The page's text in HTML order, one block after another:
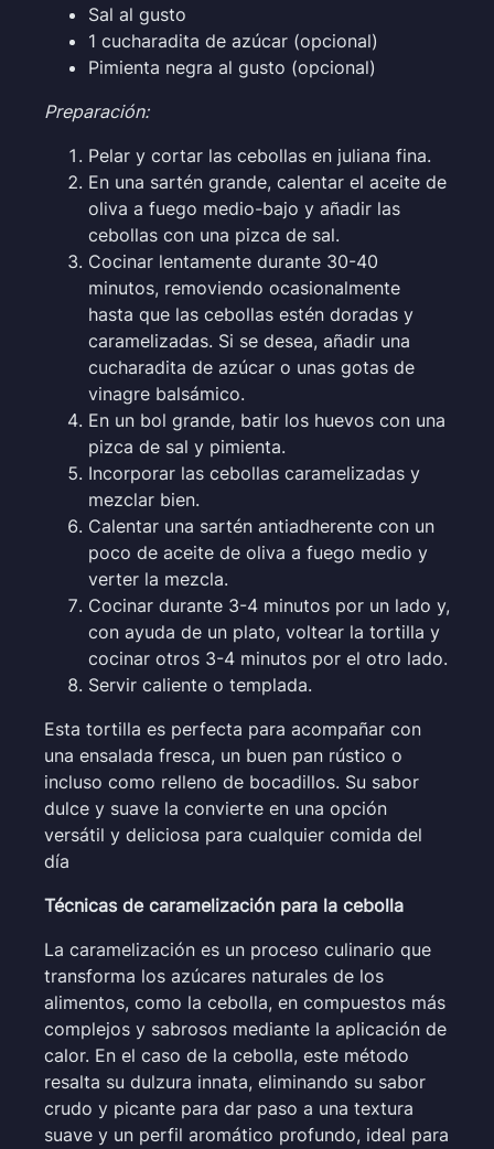
Sal al gusto
1 cucharadita de azúcar (opcional)
Pimienta negra al gusto (opcional)
Preparación:
Pelar y cortar las cebollas en juliana fina.
En una sartén grande, calentar el aceite de
oliva a fuego medio-bajo y añadir las
cebollas con una pizca de sal.
Cocinar lentamente durante 30-40
minutos, removiendo ocasionalmente
hasta que las cebollas estén doradas y
caramelizadas. Si se desea, añadir una
cucharadita de azúcar o unas gotas de
vinagre balsámico.
En un bol grande, batir los huevos con una
pizca de sal y pimienta.
Incorporar las cebollas caramelizadas y
mezclar bien.
Calentar una sartén antiadherente con un
poco de aceite de oliva a fuego medio y
verter la mezcla.
Cocinar durante 3-4 minutos por un lado y,
con ayuda de un plato, voltear la tortilla y
cocinar otros 3-4 minutos por el otro lado.
Servir caliente o templada.
Esta tortilla es perfecta para acompañar con
una ensalada fresca, un buen pan rústico o
incluso como relleno de bocadillos. Su sabor
dulce y suave la convierte en una opción
versátil y deliciosa para cualquier comida del
día
Técnicas de caramelización para la cebolla
La caramelización es un proceso culinario que
transforma los azúcares naturales de los
alimentos, como la cebolla, en compuestos más
complejos y sabrosos mediante la aplicación de
calor. En el caso de la cebolla, este método
resalta su dulzura innata, eliminando su sabor
crudo y picante para dar paso a una textura
suave y un perfil aromático profundo, ideal para